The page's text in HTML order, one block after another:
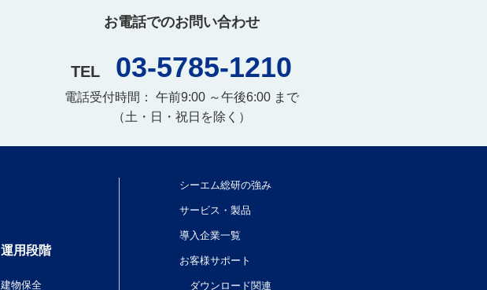
お電話でのお問い合わせ
TEL 03-5785-1210
電話受付時間： 午前9:00 ～午後6:00 まで
（土・日・祝日を除く）
運用段階
建物保全
シーエム総研の強み
サービス・製品
導入企業一覧
お客様サポート
ダウンロード関連